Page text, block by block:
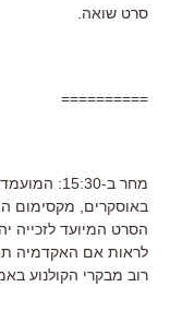
סרט שואה.
==========
מחר ב-
הסרט המיועד לזכייה
רוב מבקרי הקולנוע